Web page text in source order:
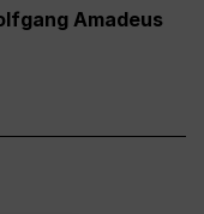
Amadeus